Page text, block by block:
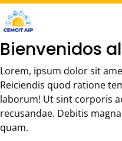
Saltar
al
contenido
principal
Bienvenidos al
Lorem, ipsum dolor sit
Reiciendis quod ratione
laborum! Ut sint corporis
recusandae. Debitis
quam.